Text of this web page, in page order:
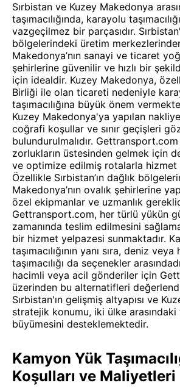
Sırbistan ve Kuzey Makedonya
taşımacılığında, karayolu
vazgeçilmez bir parçasıdır.
bölgelerindeki üretim
Makedonya’nın sanayi ve ticaret
şehirlerine güvenilir ve hızlı bir
için idealdir. Kuzey Makedonya,
Birliği ile olan ticareti nedeniyle
taşımacılığına büyük önem
Kuzey Makedonya'ya yapılan
coğrafi koşullar ve sınır geçişleri
bulundurulmalıdır.
zorlukların üstesinden gelmek için
ve optimize edilmiş rotalarla hizmet
Özellikle Sırbistan’ın dağlık
Makedonya’nın ovalık şehirlerine
özel ekipmanlar ve uzmanlık
Gettransport.com, her türlü yükün
zamanında teslim edilmesini
bir hizmet yelpazesi sunmaktadır.
taşımacılığının yanı sıra, deniz
taşımacılığı da seçenekler
hacimli veya acil gönderiler için
üzerinden bu alternatifleri
Sırbistan'ın gelişmiş altyapısı ve
stratejik konumu, iki ülke
büyümesini desteklemektedir.
Kamyon Yük
Koşulları ve Maliyetleri